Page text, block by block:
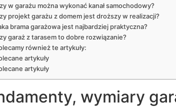
w garażu można wykonać kanał samochodowy?
projekt garażu z domem jest droższy w realizacji?
brama garażowa jest najbardziej praktyczna?
garaż z tarasem to dobre rozwiązanie?
również te artykuły:
artykuły
artykuły
wymiary